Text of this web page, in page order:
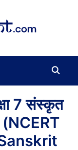
7 संस्कृत
(NCERT